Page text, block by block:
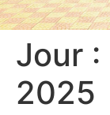
Jour :
2025